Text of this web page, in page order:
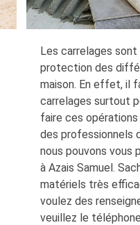
Les carrelages
protection des
maison. En effet, il
carrelages surtout
faire ces
des professionnels
nous pouvons vous
à Azais Samuel.
matériels très
voulez des
veuillez le